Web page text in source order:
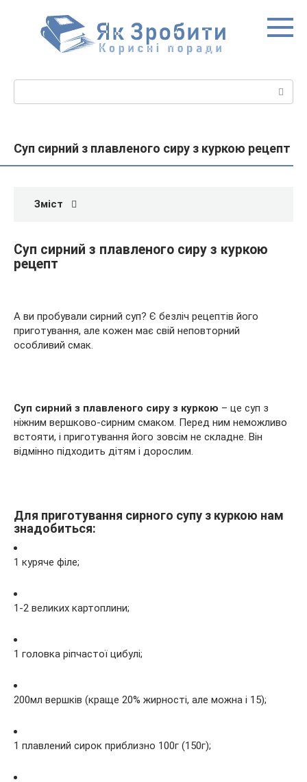
Суп сирний з плавленого сиру з куркою рецепт
Зміст
Суп сирний з плавленого сиру з куркою
рецепт
А ви пробували сирний суп? Є безліч рецептів його
приготування, але кожен має свій неповторний
особливий смак.
Суп сирний з плавленого сиру з куркою – це суп з
ніжним вершково-сирним смаком. Перед ним неможливо
встояти, і приготування його зовсім не складне. Він
відмінно підходить дітям і дорослим.
Для приготування сирного супу з куркою нам
знадобиться:
1 куряче філе;
1-2 великих картоплини;
1 головка ріпчастої цибулі;
200мл вершків (краще 20% жирності, але можна і 15);
1 плавлений сирок приблизно 100г (150г);